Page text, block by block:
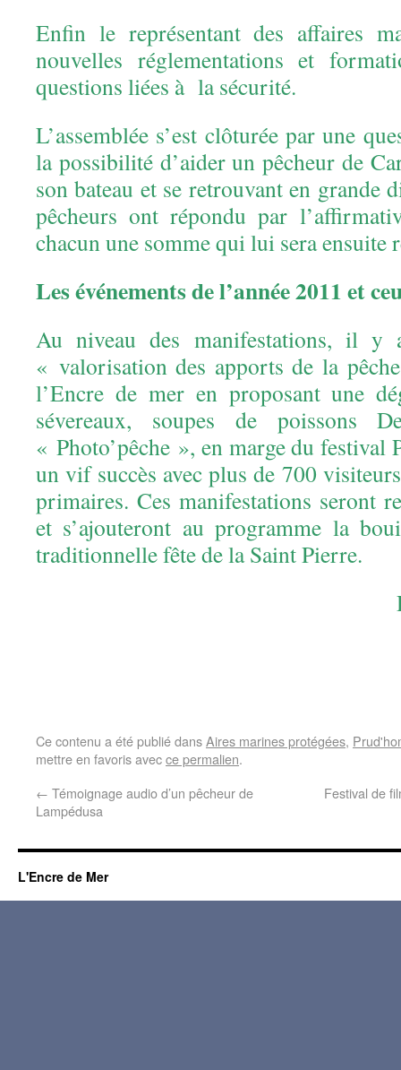
Enfin le représentant des affaires
nouvelles réglementations et
questions liées à la sécurité.
L’assemblée s’est clôturée par une
la possibilité d’aider un pêcheur de
son bateau et se retrouvant en grande
pêcheurs ont répondu par
chacun une somme qui lui sera ensuite
Les événements de l’année 2011 et
Au niveau des manifestations, il y
« valorisation des apports de la
l’Encre de mer en proposant une
sévereaux, soupes de poissons
« Photo’pêche », en marge du festival
un vif succès avec plus de 700
primaires. Ces manifestations seront
et s’ajouteront au programme la
traditionnelle fête de la Saint Pierre.
Ce contenu a été publié dansAires marines protégées,
mettre en favoris avecce permalien.
← Témoignage audio d’un pêcheur de
Lampédusa
Festival de
L'Encre de Mer